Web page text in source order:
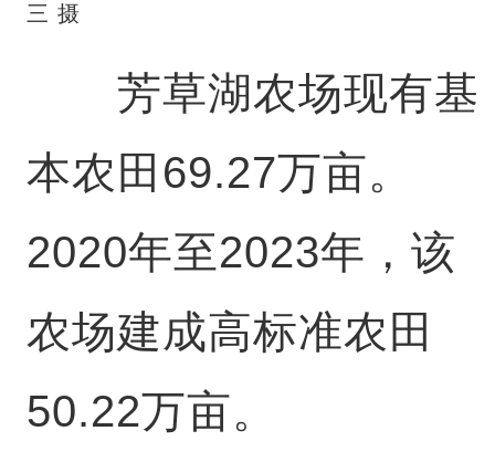
三 摄
芳草湖农场现有基
本农田69.27万亩。
2020年至2023年，该
农场建成高标准农田
50.22万亩。